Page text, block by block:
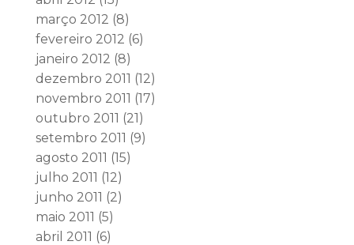
março 2012 (8)
fevereiro 2012 (6)
janeiro 2012 (8)
dezembro 2011 (12)
novembro 2011 (17)
outubro 2011 (21)
setembro 2011 (9)
agosto 2011 (15)
julho 2011 (12)
junho 2011 (2)
maio 2011 (5)
abril 2011 (6)